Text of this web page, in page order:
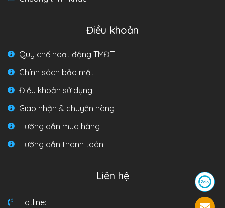
Điều khoản
Quy chế hoạt động TMĐT
Chính sách bảo mật
Điều khoản sử dụng
Giao nhận & chuyển hàng
Hướng dẫn mua hàng
Hướng dẫn thanh toán
Liên hệ
Hotline: